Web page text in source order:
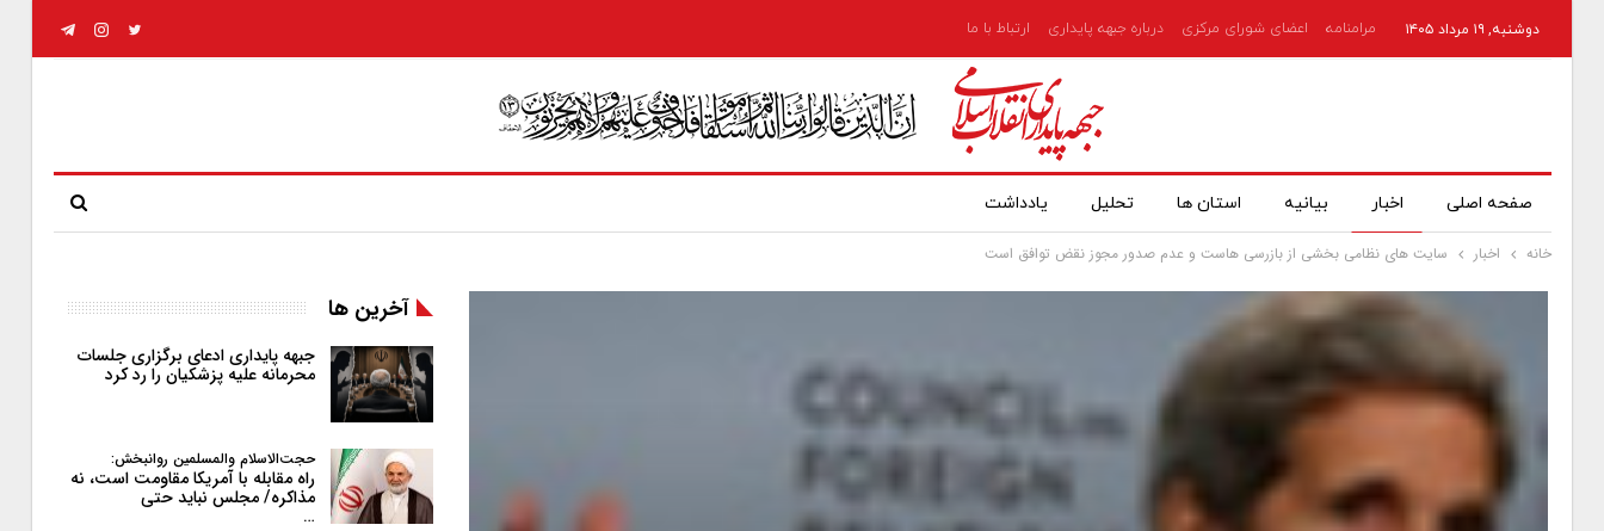
دوشنبه, ۱۹ مرداد ۱۴۰۵ مرامنامه اعضای شورای مرکزی درباره جبهه پایداری ارتباط با ما
صفحه اصلی اخبار بیانیه استان ها تحلیل یادداشت
خانه اخبار سایت های نظامی بخشی از بازرسی هاست و عدم صدور مجوز نقض توافق است
آخرین ها
جبهه پایداری ادعای برگزاری جلسات
محرمانه علیه پزشکیان را رد کرد
حجت‌الاسلام والمسلمین روانبخش:
راه مقابله با آمریکا مقاومت است، نه
مذاکره/ مجلس نباید حتی
…